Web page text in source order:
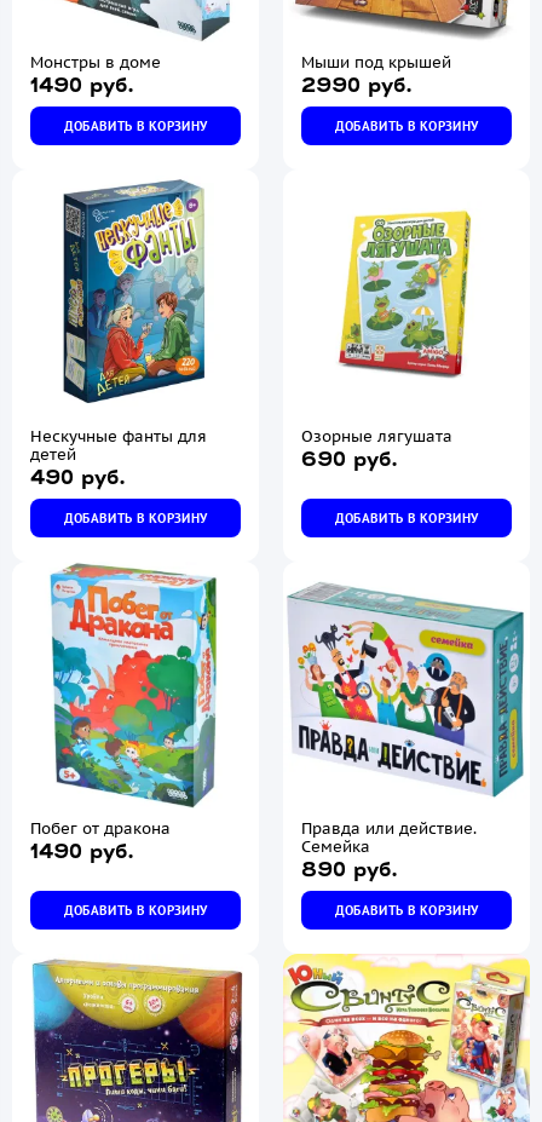
Монстры в доме
1490 руб.
ДОБАВИТЬ В КОРЗИНУ
Мыши под крышей
2990 руб.
ДОБАВИТЬ В КОРЗИНУ
Нескучные фанты для
детей
490 руб.
ДОБАВИТЬ В КОРЗИНУ
Озорные лягушата
690 руб.
ДОБАВИТЬ В КОРЗИНУ
Побег от дракона
1490 руб.
ДОБАВИТЬ В КОРЗИНУ
Правда или действие.
Семейка
890 руб.
ДОБАВИТЬ В КОРЗИНУ